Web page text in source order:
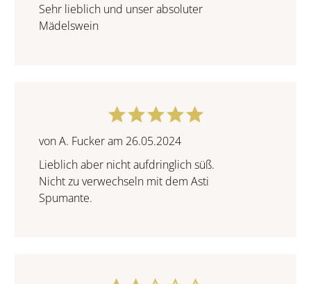
Sehr lieblich und unser absoluter
Mädelswein
von A. Fucker am 26.05.2024
Lieblich aber nicht aufdringlich süß.
Nicht zu verwechseln mit dem Asti
Spumante.